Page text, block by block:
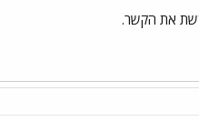
את הקשר.